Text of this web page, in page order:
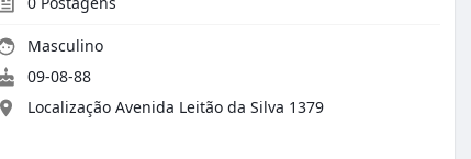
Masculino
09-08-88
Localização Avenida Leitão da Silva 1379